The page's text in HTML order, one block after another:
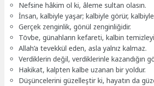
Nefsine hâkim ol ki, âleme sultan olasın.
İnsan, kalbiyle yaşar; kalbiyle görür,
Gerçek zenginlik, gönül zenginliğidir.
Tövbe, günahların kefareti, kalbin
Allah’a tevekkül eden, asla yalnız kalmaz.
Verdiklerin değil, verdiklerinle kazandığın
Hakikat, kalpten kalbe uzanan bir yoldur.
Düşüncelerini güzelleştir ki, hayatın da